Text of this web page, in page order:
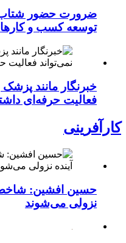
ضرورت حضور شتاب
توسعه کسب‌ و کارها
خبرنگار مانند
فعالیت حرفه‌ای
کارآفرینی
حسین افشین:
نزولی می‌شوند